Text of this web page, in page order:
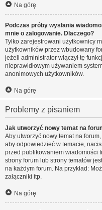
Na górę
Podczas próby wysłania
mnie o zalogowanie. Dlaczego?
Tylko zarejestrowani użytkownicy
użytkowników przez wbudowany
jeżeli administrator włączył tę
nieprawidłowym używaniem
anonimowych użytkowników.
Na górę
Problemy z pisaniem
Jak utworzyć nowy temat na
Aby utworzyć nowy temat na
aby odpowiedzieć w temacie,
przed publikowaniem wiadomości
strony forum lub strony tematów
na każdym forum. Na przykład:
załączniki itp.
Na górę